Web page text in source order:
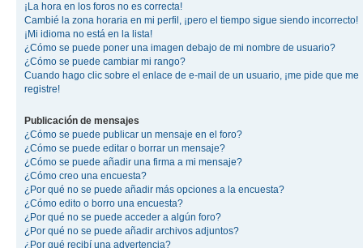
¡La hora en los foros no es correcta!
Cambié la zona horaria en mi perfil, ¡pero el tiempo sigue siendo incorrecto!
¡Mi idioma no está en la lista!
¿Cómo se puede poner una imagen debajo de mi nombre de usuario?
¿Cómo se puede cambiar mi rango?
Cuando hago clic sobre el enlace de e-mail de un usuario, ¡me pide que me
registre!
Publicación de mensajes
¿Cómo se puede publicar un mensaje en el foro?
¿Cómo se puede editar o borrar un mensaje?
¿Cómo se puede añadir una firma a mi mensaje?
¿Cómo creo una encuesta?
¿Por qué no se puede añadir más opciones a la encuesta?
¿Cómo edito o borro una encuesta?
¿Por qué no se puede acceder a algún foro?
¿Por qué no se puede añadir archivos adjuntos?
¿Por qué recibí una advertencia?